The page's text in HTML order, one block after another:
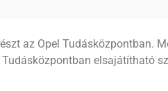
az Opel Tudásközpontban.
elsajátítható